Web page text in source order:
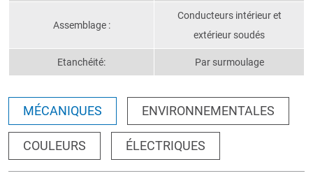
Assemblage :
Conducteurs intérieur et
extérieur soudés
Etanchéité: Par surmoulage
MÉCANIQUES ENVIRONNEMENTALES
COULEURS ÉLECTRIQUES